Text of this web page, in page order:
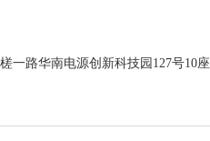
一路华南电源创新科技园127号10座